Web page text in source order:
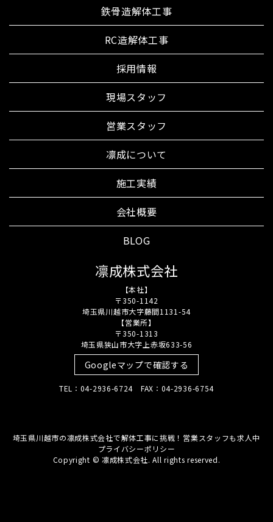
鉄骨造解体工事
RC造解体工事
採用情報
現場スタッフ
営業スタッフ
凛成について
施工実績
会社概要
BLOG
凛成株式会社
【本社】
〒350-1142
埼玉県川越市大字藤間1131-54
【営業所】
〒350-1313
埼玉県狭山市大字上赤坂633-56
Googleマップで確認する
TEL：04-2936-6724 FAX：04-2936-6754
埼玉県川越市の凛成株式会社で解体工事に挑戦！営業スタッフも求人中
プライバシーポリシー
Copyright © 凛成株式会社. All rights reserved.